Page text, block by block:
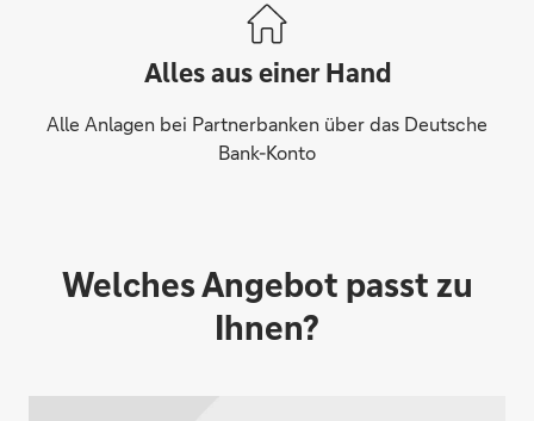
Alles aus einer Hand
Alle Anlagen bei Partnerbanken über das Deutsche
Bank-Konto
Welches Angebot passt zu
Ihnen?